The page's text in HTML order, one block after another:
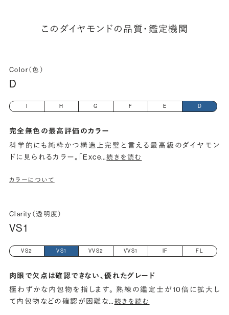
このダイヤモンドの品質・鑑定機関
Color（色）
D
H G F E D
完全無色の最高評価のカラー
科学的にも純粋かつ構造上完璧と言える最高級のダイヤモン
ドに見られるカラー。「Exce…続きを読む
カラーについて
Clarity（透明度）
VS1
VS2 VS1 VVS2 VVS1 IF FL
肉眼で欠点は確認できない、優れたグレード
極わずかな内包物を指します。 熟練の鑑定士が10倍に拡大し
て内包物などの確認が困難な…続きを読む